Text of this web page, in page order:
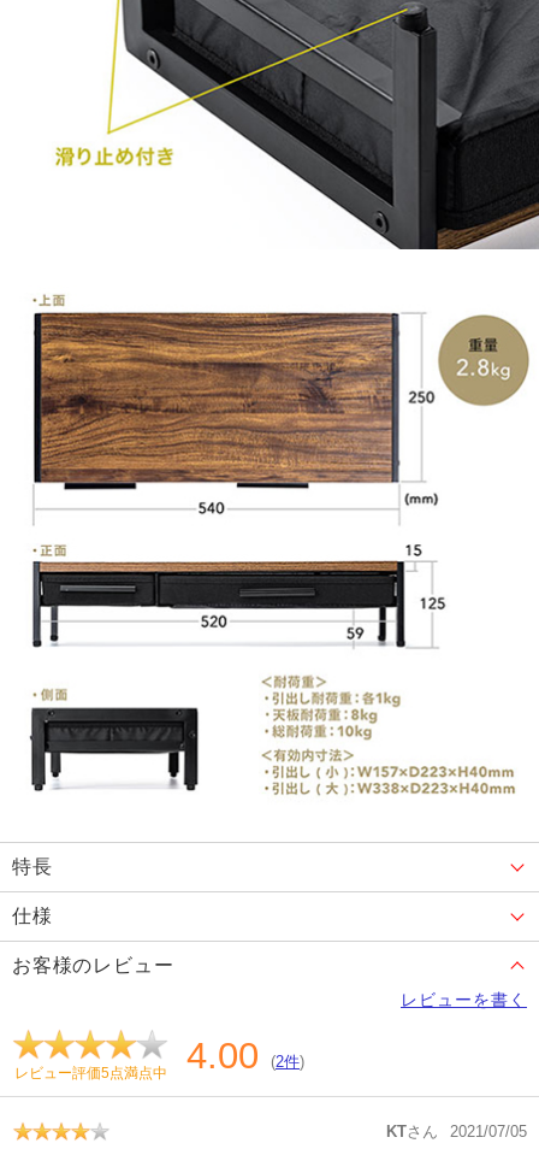
特長
仕様
お客様のレビュー
レビューを書く
レビュー評価5点満点中 4.00 (2件)
KTさん 2021/07/05